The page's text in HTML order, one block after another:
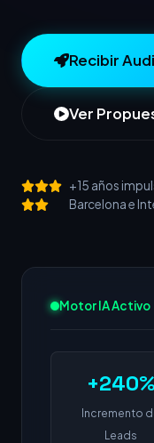
Recibir
Ver
+15 años
Barcelona e
Motor IA Activo
+240%
Incremento
Leads